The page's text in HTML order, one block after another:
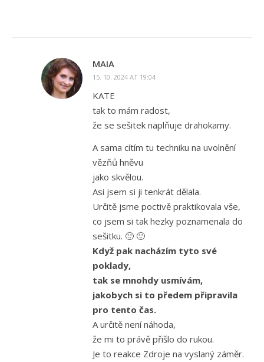
MAIA
15. 10. 2024 AT 19:04
KATE
tak to mám radost,
že se sešitek naplňuje drahokamy.
A sama cítím tu techniku na uvolnění
vězňů hněvu
jako skvělou.
Asi jsem si ji tenkrát dělala.
Určitě jsme poctivě praktikovala vše,
co jsem si tak hezky poznamenala do
sešitku. 🙂 🙂
Když pak nacházím tyto své
poklady,
tak se mnohdy usmívám,
jakobych si to předem připravila
pro tento čas.
A určitě není náhoda,
že mi to právě přišlo do rukou.
Je to reakce Zdroje na vyslaný záměr.